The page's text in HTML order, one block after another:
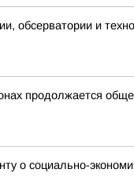
обсерватории и
продолжается
о социально-